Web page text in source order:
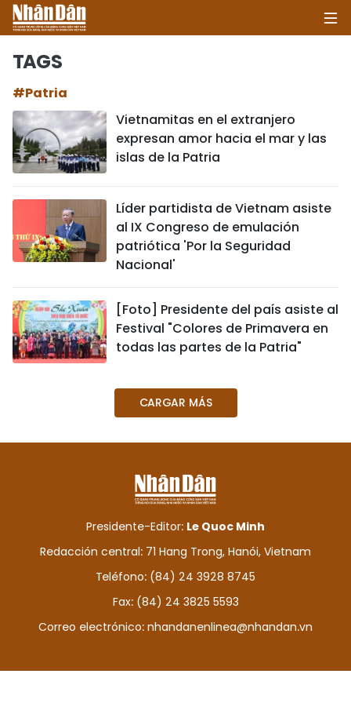
POLÍTICA
SOCIEDAD
SALUD - MEDIO AMBIENTE
INTERNACIONAL
VIAJES
PUENTE DE AMISTAD
HISTORIAS MULTIMEDIA
FOTOGRAFÍA
¿QUIÉNES SOMOS?
TIẾNG VIỆT
TAGS
#Patria
Vietnamitas en el extranjero
expresan amor hacia el mar y las
islas de la Patria
Líder partidista de Vietnam asiste
al IX Congreso de emulación
patriótica 'Por la Seguridad
Nacional'
[Foto] Presidente del país asiste al
Festival "Colores de Primavera en
todas las partes de la Patria"
CARGAR MÁS
Presidente-Editor: Le Quoc Minh
Redacción central: 71 Hang Trong, Hanói, Vietnam
Teléfono: (84) 24 3928 8745
Fax: (84) 24 3825 5593
Correo electrónico: nhandanenlinea@nhandan.vn